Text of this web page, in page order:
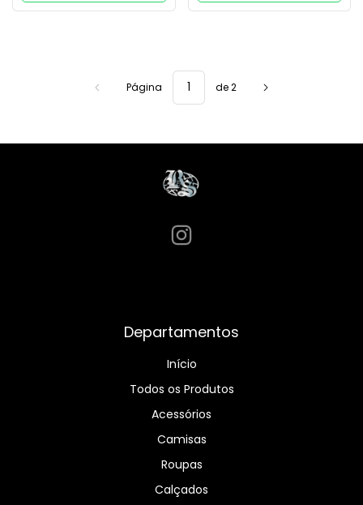
Página de 2
Departamentos
Início
Todos os Produtos
Acessórios
Camisas
Roupas
Calçados